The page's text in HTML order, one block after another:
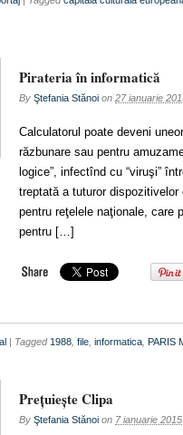
Pirateria în informatică
By Ştefania Stănoi on 27 ianuarie
Calculatorul poate deveni
răzbunare sau pentru
logice”, infectînd cu “viruşi”
treptată a tuturor
pentru reţelele naţionale, care
pentru […]
| Tagged 1988 file informatica PARIS
Preţuieşte Clipa
By Ştefania Stănoi on 7 ianuarie 2015